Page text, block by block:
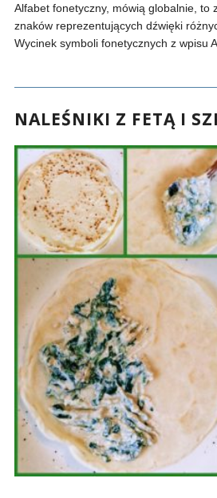
Alfabet fonetyczny, mówią globalnie, to
znaków reprezentujących dźwięki
Wycinek symboli fonetycznych z wpisu
NALEŚNIKI Z FETĄ I